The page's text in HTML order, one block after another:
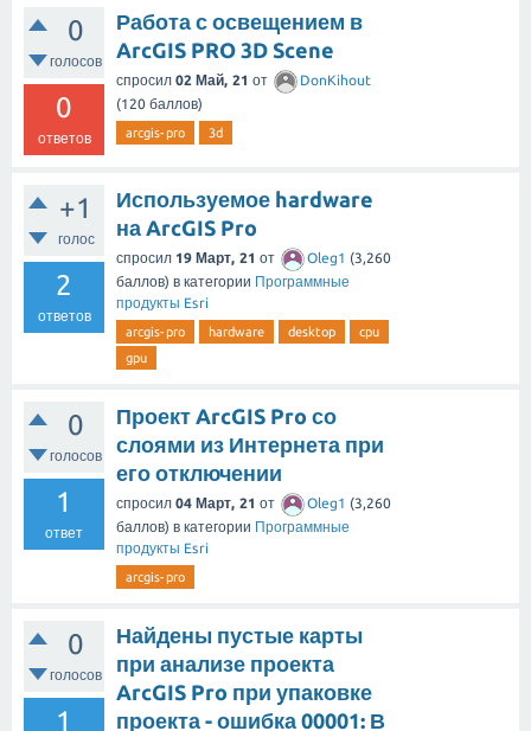
0
голосов
0
ответов
Работа с освещением в
ArcGIS PRO 3D Scene
спросил 02 Май, 21 от
DonKihout
(120 баллов)
arcgis-pro 3d
+1
голос
2
ответов
Используемое hardware
на ArcGIS Pro
спросил 19 Март, 21 от Oleg1 (3,260
баллов) в категории Программные
продукты Esri
arcgis-pro hardware desktop
cpu
gpu
0
голосов
1
ответ
Проект ArcGIS Pro со
слоями из Интернета при
его отключении
спросил 04 Март, 21 от Oleg1 (3,260
баллов) в категории Программные
продукты Esri
arcgis-pro
0
голосов
1
Найдены пустые карты
при анализе проекта
ArcGIS Pro при упаковке
проекта - ошибка 00001: В